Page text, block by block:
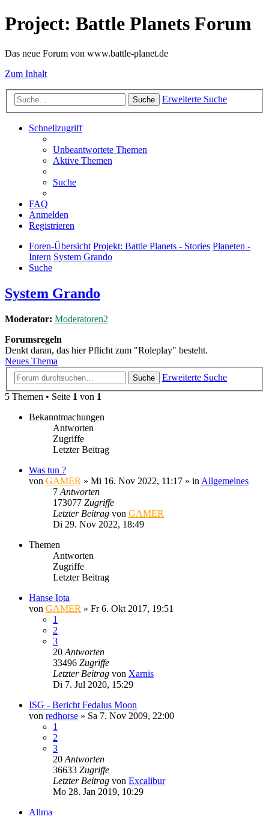
Project: Battle Planets Forum
Das neue Forum von www.battle-planet.de
Zum Inhalt
Suche Erweiterte Suche
Schnellzugriff
Unbeantwortete Themen
Aktive Themen
Suche
FAQ
Anmelden
Registrieren
Foren-Übersicht Projekt: Battle Planets - Stories Planeten -
Intern System Grando
Suche
System Grando
Moderator: Moderatoren2
Forumsregeln
Denkt daran, das hier Pflicht zum "Roleplay" besteht.
Neues Thema
Suche
Erweiterte Suche
5 Themen • Seite 1 von 1
Bekanntmachungen
Antworten
Zugriffe
Letzter Beitrag
Was tun ?
von GAMER » Mi 16. Nov 2022, 11:17 » in Allgemeines
7 Antworten
173077 Zugriffe
Letzter Beitrag von GAMER
Di 29. Nov 2022, 18:49
Themen
Antworten
Zugriffe
Letzter Beitrag
Hanse Iota
von GAMER » Fr 6. Okt 2017, 19:51
1
2
3
20 Antworten
33496 Zugriffe
Letzter Beitrag von Xarnis
Di 7. Jul 2020, 15:29
ISG - Bericht Fedalus Moon
von redhorse » Sa 7. Nov 2009, 22:00
1
2
3
20 Antworten
36633 Zugriffe
Letzter Beitrag von Excalibur
Mo 28. Jan 2019, 10:29
Allma